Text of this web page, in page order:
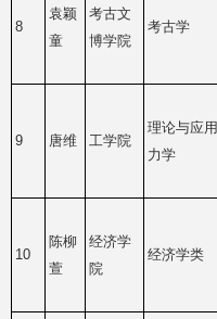
8
袁颖
童
考古文
博学院
考古学
9 唐维 工学院
理论与应用
力学
10
陈柳
萱
经济学
院
经济学类